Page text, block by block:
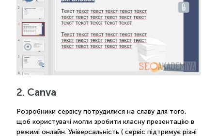
2. Canva
Розробники сервісу потрудилися на славу для того,
щоб користувачі могли зробити класну презентацію в
режимі онлайн. Універсальність ( сервіс підтримує різні